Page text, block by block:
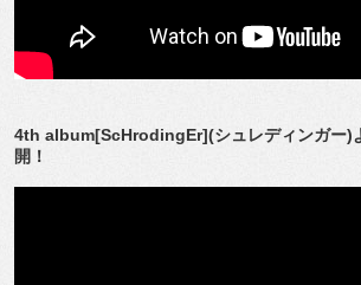
4th album[ScHrodingEr](シュレディンガー)
開！